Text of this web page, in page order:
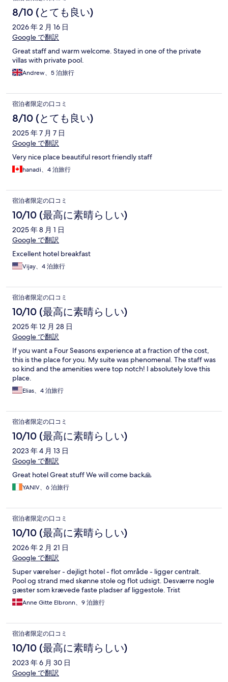
8/10 (とても良い)
2026 年 2 月 16 日
Google で翻訳
Great staff and warm welcome. Stayed in one of the private
villas with private pool.
Andrew、5 泊旅行
宿泊者限定の口コミ
8/10 (とても良い)
2025 年 7 月 7 日
Google で翻訳
Very nice place beautiful resort friendly staff
hanadi、4 泊旅行
宿泊者限定の口コミ
10/10 (最高に素晴らしい)
2025 年 8 月 1 日
Google で翻訳
Excellent hotel breakfast
Vijay、4 泊旅行
宿泊者限定の口コミ
10/10 (最高に素晴らしい)
2025 年 12 月 28 日
Google で翻訳
If you want a Four Seasons experience at a fraction of the cost,
this is the place for you. My suite was phenomenal. The staff was
so kind and the amenities were top notch! I absolutely love this
place.
Elias、4 泊旅行
宿泊者限定の口コミ
10/10 (最高に素晴らしい)
2023 年 4 月 13 日
Google で翻訳
Great hotel Great stuff We will come back🙏
YANIV、6 泊旅行
宿泊者限定の口コミ
10/10 (最高に素晴らしい)
2026 年 2 月 21 日
Google で翻訳
Super værelser - dejligt hotel - flot område - ligger centralt.
Pool og strand med skønne stole og flot udsigt. Desværre nogle
gæster som krævede faste pladser af liggestole. Trist
Anne Gitte Elbronn、9 泊旅行
宿泊者限定の口コミ
10/10 (最高に素晴らしい)
2023 年 6 月 30 日
Google で翻訳